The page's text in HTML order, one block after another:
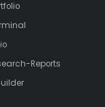
Reports